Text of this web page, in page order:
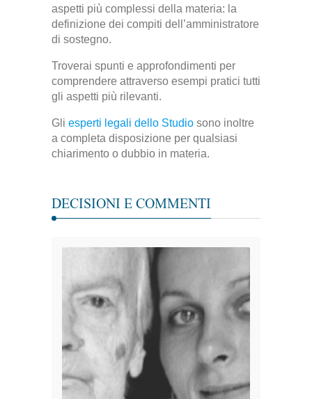
aspetti più complessi della materia: la
definizione dei compiti dell’amministratore
di sostegno.
Troverai spunti e approfondimenti per
comprendere attraverso esempi pratici tutti
gli aspetti più rilevanti.
Gli esperti legali dello Studio sono inoltre
a completa disposizione per qualsiasi
chiarimento o dubbio in materia.
DECISIONI E COMMENTI